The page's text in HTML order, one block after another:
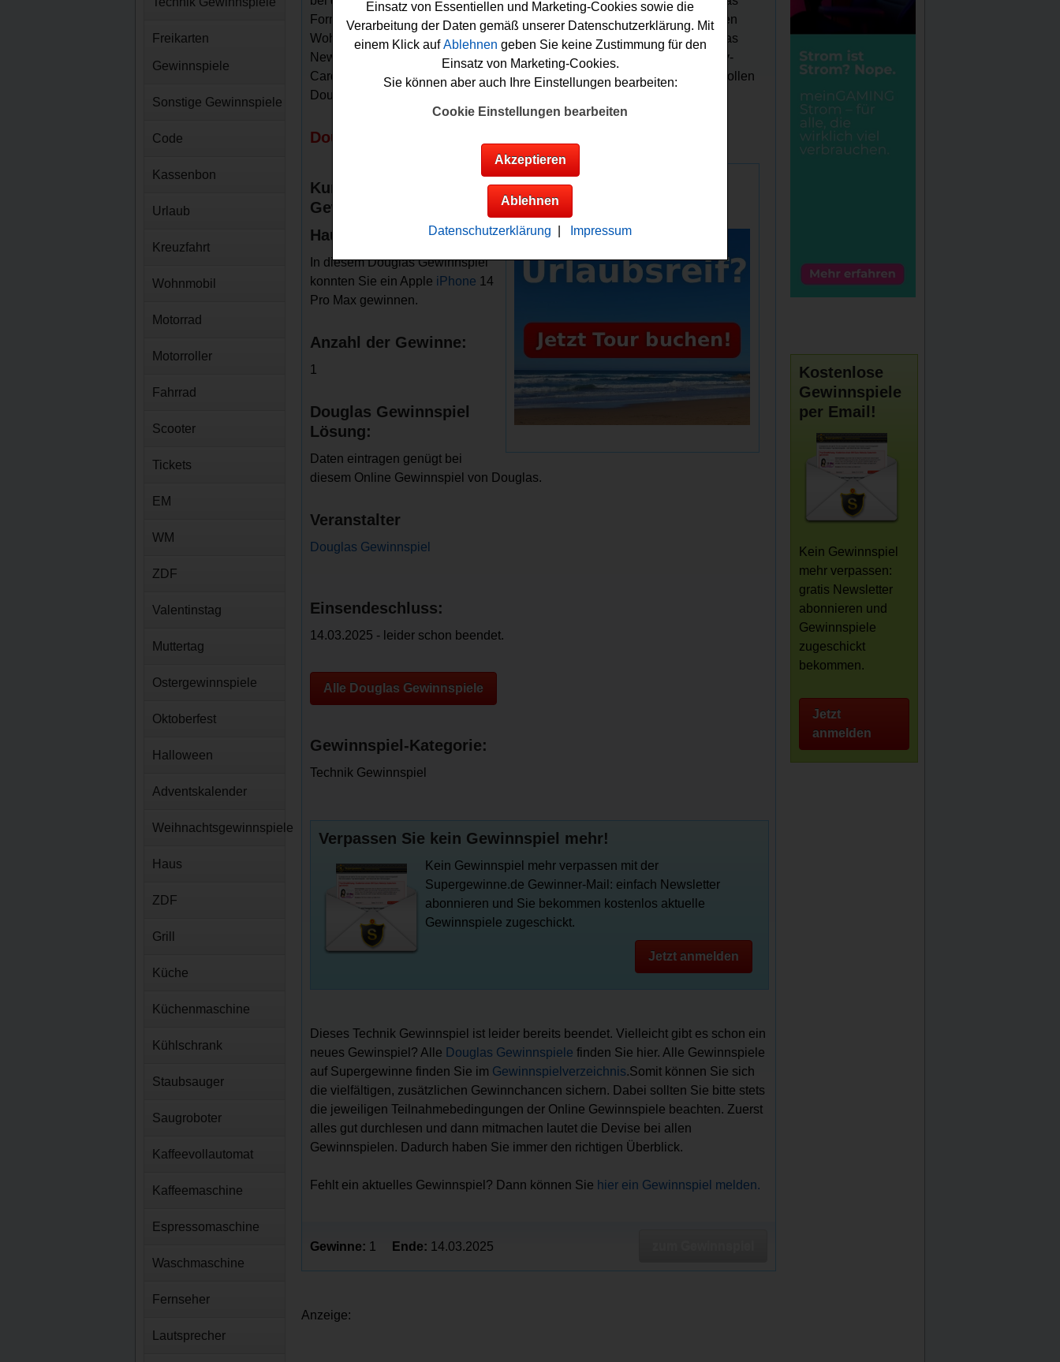
Formular ausfüllen. Sind Sie mindestens 18 Jahre alt, haben Ihren ständigen
Wohnsitz in Deutschland und sind Beauty-Card-Inhaber mit aktivem Douglas
Newsletter-Abonnement unter der gleichen E-Mail-Adresse wie Ihre Beauty-
Card? Dann steht Ihrem Glück nichts mehr im Weg. Viel Glück bei diesem tollen
Douglas Gewinnspiel!
Douglas verlost ein Apple iPhone 14 Pro Max
Anzeige:
Kurz-Infos zum Douglas
Gewinnspiel
Hauptgewinne:
In diesem Douglas Gewinnspiel
konnten Sie ein Apple iPhone 14
Pro Max gewinnen.
Anzahl der Gewinne:
1
Douglas Gewinnspiel
Lösung:
Daten eintragen genügt bei
diesem Online Gewinnspiel von Douglas.
Veranstalter
Douglas Gewinnspiel
Einsendeschluss:
14.03.2025 - leider schon beendet.
Alle Douglas Gewinnspiele
Gewinnspiel-Kategorie:
Technik Gewinnspiel
Verpassen Sie kein Gewinnspiel mehr!
Kein Gewinnspiel mehr verpassen mit der
Supergewinne.de Gewinner-Mail: einfach Newsletter
abonnieren und Sie bekommen kostenlos aktuelle
Gewinnspiele zugeschickt.
Jetzt anmelden
Dieses Technik Gewinnspiel ist leider bereits beendet. Vielleicht gibt es schon ein
neues Gewinspiel? Alle Douglas Gewinnspiele finden Sie hier. Alle Gewinnspiele
auf Supergewinne finden Sie im Gewinnspielverzeichnis.Somit können Sie sich
die vielfältigen, zusätzlichen Gewinnchancen sichern. Dabei sollten Sie bitte stets
die jeweiligen Teilnahmebedingungen der Online Gewinnspiele beachten. Zuerst
alles gut durchlesen und dann mitmachen lautet die Devise bei allen
Gewinnspielen. Dadurch haben Sie immer den richtigen Überblick.
Fehlt ein aktuelles Gewinnspiel? Dann können Sie hier ein Gewinnspiel melden.
Gewinne: 1 Ende: 14.03.2025
Anzeige:
Freikarten
Gewinnspiele
Sonstige Gewinnspiele
Code
Kassenbon
Urlaub
Kreuzfahrt
Wohnmobil
Motorrad
Motorroller
Fahrrad
Scooter
Tickets
EM
WM
ZDF
Valentinstag
Muttertag
Ostergewinnspiele
Oktoberfest
Halloween
Adventskalender
Weihnachtsgewinnspiele
Haus
ZDF
Grill
Küche
Küchenmaschine
Kühlschrank
Staubsauger
Saugroboter
Kaffeevollautomat
Kaffeemaschine
Espressomaschine
Waschmaschine
Fernseher
Lautsprecher
Kostenlose
Gewinnspiele
per Email!
Kein Gewinnspiel
mehr verpassen:
gratis Newsletter
abonnieren und
Gewinnspiele
zugeschickt
bekommen.
Jetzt
anmelden
Einsatz von Essentiellen und Marketing-Cookies sowie die
Verarbeitung der Daten gemäß unserer Datenschutzerklärung. Mit
einem Klick aufAblehnen geben Sie keine Zustimmung für den
Einsatz von Marketing-Cookies.
Sie können aber auch Ihre Einstellungen bearbeiten:
Cookie Einstellungen bearbeiten
Akzeptieren
Ablehnen
Datenschutzerklärung Impressum